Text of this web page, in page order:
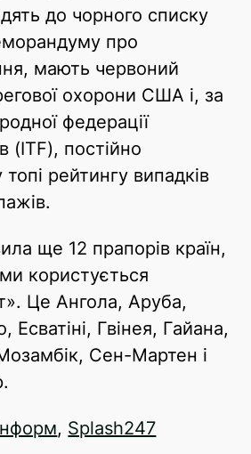
до чорного списку
про
мають червоний
охорони США і, за
федерації
(ITF), постійно
рейтингу випадків
ще 12 прапорів країн,
користується
Це Ангола, Аруба,
Есватіні, Гвінея, Гайана,
Сен-Мартен і
, Splash247